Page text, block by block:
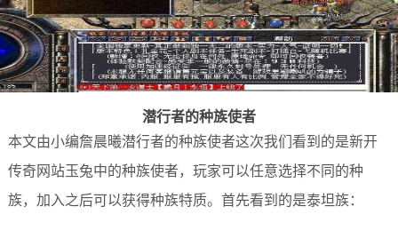
潜行者的种族使者
本文由小编詹晨曦潜行者的种族使者这次我们看到的是新开
传奇网站玉兔中的种族使者，玩家可以任意选择不同的种
族，加入之后可以获得种族特质。首先看到的是泰坦族：